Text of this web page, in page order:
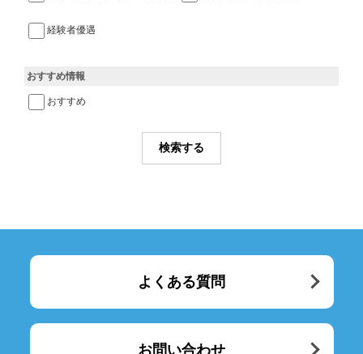
経験者優遇
おすすめ情報
おすすめ
よくある質問
お問い合わせ